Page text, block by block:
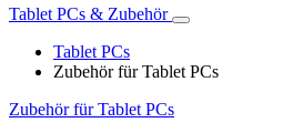
Tablet PCs & Zubehör
Tablet PCs
Zubehör für Tablet PCs
Zubehör für Tablet PCs